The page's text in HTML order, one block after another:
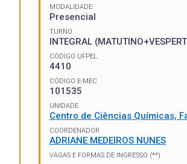
MODALIDADE
Presencial
TURNO
INTEGRAL
CÓDIGO UFPEL
4410
CÓDIGO E-MEC
101535
UNIDADE
Centro de Ciências Químicas,
COORDENADOR
ADRIANE MEDEIROS NUNES
VAGAS E FORMAS DE INGRESSO (**)